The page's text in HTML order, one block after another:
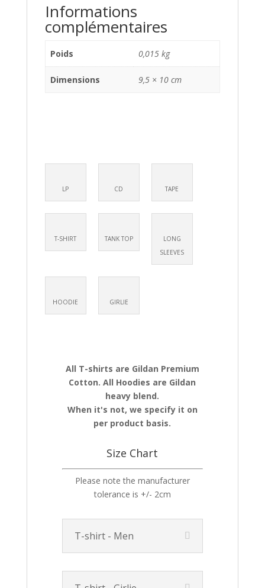
Informations
complémentaires
Poids 0,015 kg
Dimensions 9,5 × 10 cm
LP CD TAPE
T-SHIRT TANK TOP
LONG
SLEEVES
HOODIE GIRLIE
All T-shirts are Gildan Premium
Cotton. All Hoodies are Gildan
heavy blend.
When it's not, we specify it on
per product basis.
Size Chart
Please note the manufacturer
tolerance is +/- 2cm
T-shirt - Men